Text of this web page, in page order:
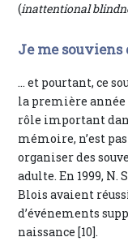
(inattentional
Je me souviens
… et pourtant, ce
la première année
rôle important
mémoire, n’est
organiser des
adulte. En 1999, N.
Blois avaient
d’événements
naissance [10].